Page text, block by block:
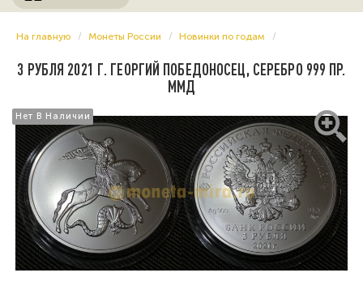
На главную Монеты России Новинки по годам
3 РУБЛЯ 2021 Г. ГЕОРГИЙ ПОБЕДОНОСЕЦ, СЕРЕБРО 999 ПР.
ММД
Нет В Наличии
Нет В Наличии